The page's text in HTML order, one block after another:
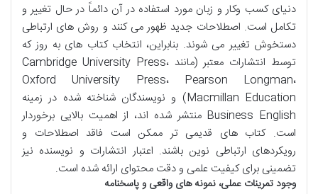
دنیای کسب وکار و زبان مورد استفاده در آن دائماً در حال تغییر و
تکامل است. اصطلاحات جدید ظهور می کنند و روش های ارتباطی
دستخوش تغییر می شوند. بنابراین، انتخاب کتاب های به روز که
توسط انتشارات معتبر (مانند Cambridge University Press،
Oxford University Press، Pearson Longman،
Macmillan Education) و نویسندگان شناخته شده در زمینه
Business English منتشر شده اند، از اهمیت بالایی برخوردار
است. کتاب های قدیمی تر ممکن است فاقد اصطلاحات و
رویکردهای ارتباطی نوین باشند. اعتبار انتشارات و نویسنده نیز
تضمینی برای کیفیت علمی و دقت محتوای ارائه شده است.
وجود تمرینات عملی، نمونه های واقعی و پاسخنامه